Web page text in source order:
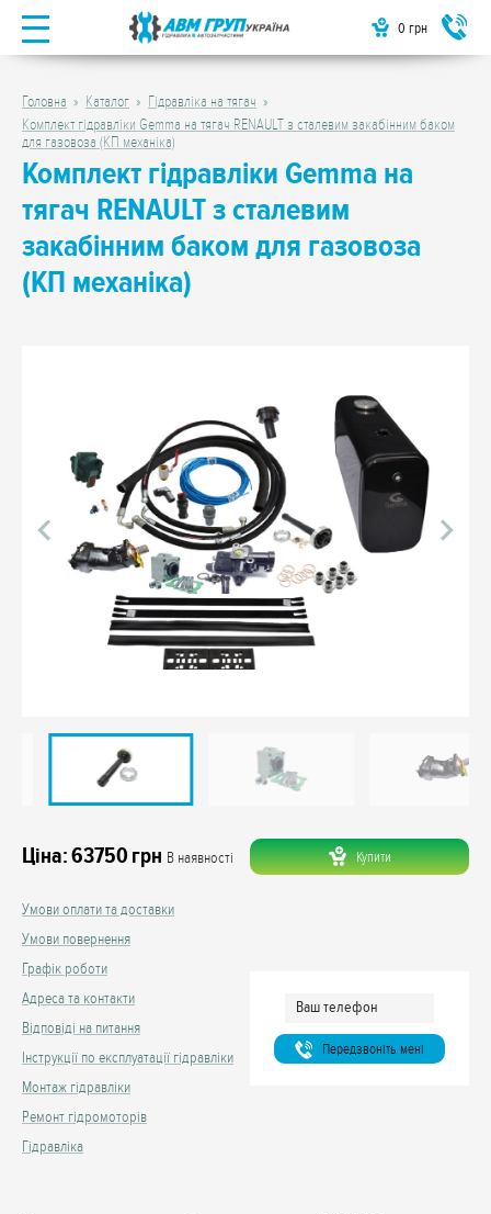
0 грн
Головна Каталог
Гідравліка на тягач
Комплект гідравліки Gemma на тягач RENAULT з сталевим закабінним баком
для газовоза (КП механіка)
Комплект гідравліки Gemma на
тягач RENAULT з сталевим
закабінним баком для газовоза
(КП механіка)
Ціна:63750 грн В наявності Купити
Умови оплати та доставки
Умови повернення
Графік роботи
Адреса та контакти
Відповіді на питання
Інструкції по експлуатації гідравліки
Монтаж гідравліки
Ремонт гідромоторів
Гідравліка
Передзвонiть менi